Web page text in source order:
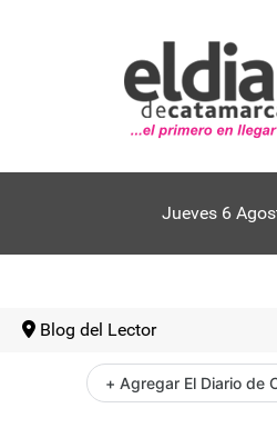
Jueves 6
Blog del Lector
+ Agregar El Diario de